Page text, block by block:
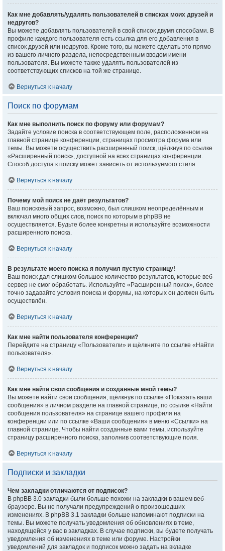
Как мне добавлять/удалять пользователей в списках моих друзей и
недругов?
Вы можете добавлять пользователей в свой список двумя способами. В
профиле каждого пользователя есть ссылка для его добавления в
список друзей или недругов. Кроме того, вы можете сделать это прямо
из вашего личного раздела, непосредственным вводом имени
пользователя. Вы можете также удалять пользователей из
соответствующих списков на той же странице.
Вернуться к началу
Поиск по форумам
Как мне выполнить поиск по форуму или форумам?
Задайте условие поиска в соответствующем поле, расположенном на
главной странице конференции, страницах просмотра форума или
темы. Вы можете осуществить расширенный поиск, щёлкнув по ссылке
«Расширенный поиск», доступной на всех страницах конференции.
Способ доступа к поиску может зависеть от используемого стиля.
Вернуться к началу
Почему мой поиск не даёт результатов?
Ваш поисковый запрос, возможно, был слишком неопределённым и
включал много общих слов, поиск по которым в phpBB не
осуществляется. Будьте более конкретны и используйте возможности
расширенного поиска.
Вернуться к началу
В результате моего поиска я получил пустую страницу!
Ваш поиск дал слишком большое количество результатов, которые веб-
сервер не смог обработать. Используйте «Расширенный поиск», более
точно задавайте условия поиска и форумы, на которых он должен быть
осуществлён.
Вернуться к началу
Как мне найти пользователя конференции?
Перейдите на страницу «Пользователи» и щёлкните по ссылке «Найти
пользователя».
Вернуться к началу
Как мне найти свои сообщения и созданные мной темы?
Вы можете найти свои сообщения, щёлкнув по ссылке «Показать ваши
сообщения» в личном разделе на главной странице, по ссылке «Найти
сообщения пользователя» на странице вашего профиля на
конференции или по ссылке «Ваши сообщения» в меню «Ссылки» на
главной странице. Чтобы найти созданные вами темы, используйте
страницу расширенного поиска, заполнив соответствующие поля.
Вернуться к началу
Подписки и закладки
Чем закладки отличаются от подписок?
В phpBB 3.0 закладки были больше похожи на закладки в вашем веб-
браузере. Вы не получали предупреждений о произошедших
изменениях. В phpBB 3.1 закладки больше напоминают подписки на
темы. Вы можете получать уведомления об обновлениях в теме,
находящейся у вас в закладках. В случае подписки, вы будете получать
уведомления об изменениях в теме или форуме. Настройки
уведомлений для закладок и подписок можно задать на вкладке